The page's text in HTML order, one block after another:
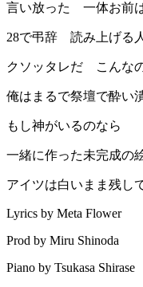
言い放った 一体お前
28で弔辞 読み上げる
クソッタレだ こんな
俺はまるで祭壇で酔い
もし神がいるのなら
一緒に作った未完成の
アイツは白いまま残し
Lyrics by Meta Flower
Prod by Miru Shinoda
Piano by Tsukasa Shirase